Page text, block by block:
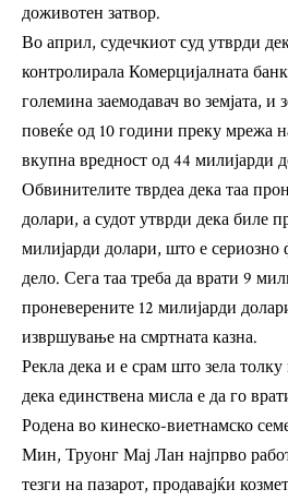
доживотен затвор.
Во април, судечкиот суд утврди
контролирала Комерцијалната
големина заемодавач во земјата, и
повеќе од 10 години преку мрежа
вкупна вредност од 44 милијарди
Обвинителите тврдеа дека таа
долари, а судот утврди дека биле
милијарди долари, што е
дело. Сега таа треба да врати 9
проневерените 12 милијарди
извршување на смртната казна.
Рекла дека и е срам што зела
дека единствена мисла е да го
Родена во кинеско-виетнамско
Мин, Труонг Мај Лан најпрво
тезги на пазарот, продавајќи